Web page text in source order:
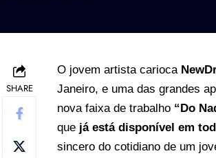
SHARE
O jovem artista carioca
Janeiro, e uma das grandes
nova faixa de trabalho “Do
que já está disponível em
sincero do cotidiano de um